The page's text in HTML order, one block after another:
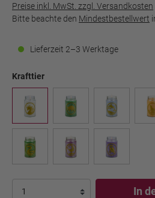
Preise inkl. MwSt. zzgl. Versandkosten
Bitte beachte den Mindestbestellwert
Lieferzeit 2–3 Werktage
Krafttier
In